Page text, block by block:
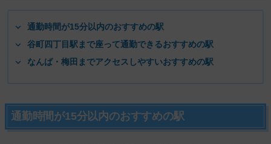
通勤時間が15分以内のおすすめの駅
谷町四丁目駅まで座って通勤できるおすすめの駅
なんば・梅田までアクセスしやすいおすすめの駅
通勤時間が15分以内のおすすめの駅